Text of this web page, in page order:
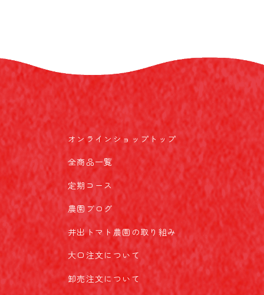
オンラインショップトップ
全商品一覧
定期コース
農園ブログ
井出トマト農園の取り組み
大口注文について
卸売注文について